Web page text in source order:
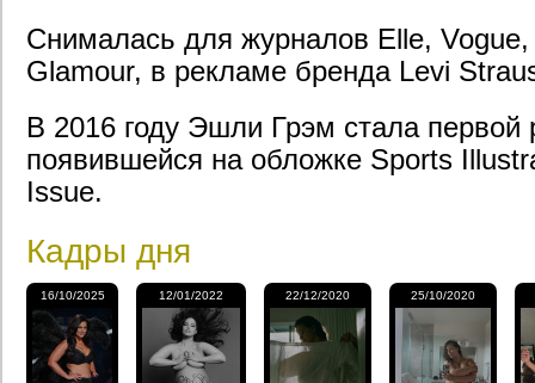
Снималась для журналов Elle, Vogue,
Glamour, в рекламе бренда Levi
В 2016 году Эшли Грэм стала
появившейся на обложке Sports
Issue.
Кадры дня
16/10/2025 12/01/2022 22/12/2020 25/10/2020